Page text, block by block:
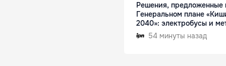
Решения, предложенные
Генеральном плане
2040»: электробусы и
54 минуты назад